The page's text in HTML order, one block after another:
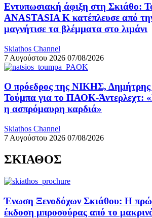
Εντυπωσιακή άφιξη στη Σκιάθο:
ANASTASIA K κατέπλευσε από
μαγνήτισε τα βλέμματα στο λιμάνι
Skiathos Channel
7 Αυγούστου 2026 07/08/2026
Ο πρόεδρος της ΝΙΚΗΣ, Δημήτρης
Τούμπα για το ΠΑΟΚ-Άντερλεχτ:
η ασπρόμαυρη καρδιά»
Skiathos Channel
7 Αυγούστου 2026 07/08/2026
ΣΚΙΑΘΟΣ
Ένωση Ξενοδόχων Σκιάθου: Η
έκδοση μπροσούρας από το